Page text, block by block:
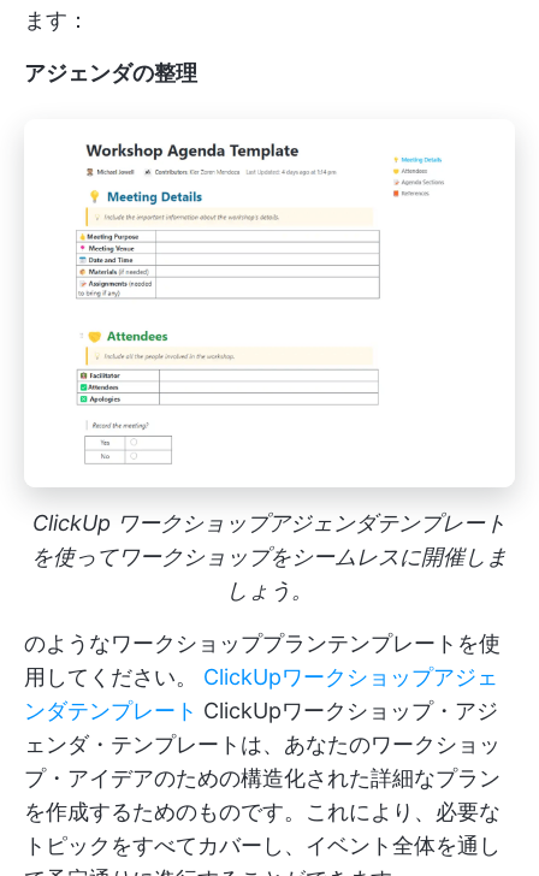
ます：
アジェンダの整理
ClickUp ワークショップアジェンダテンプレート
を使ってワークショップをシームレスに開催しま
しょう。
のようなワークショッププランテンプレートを使
用してください。 ClickUpワークショップアジェ
ンダテンプレート ClickUpワークショップ・アジ
ェンダ・テンプレートは、あなたのワークショッ
プ・アイデアのための構造化された詳細なプラン
を作成するためのものです。これにより、必要な
トピックをすべてカバーし、イベント全体を通し